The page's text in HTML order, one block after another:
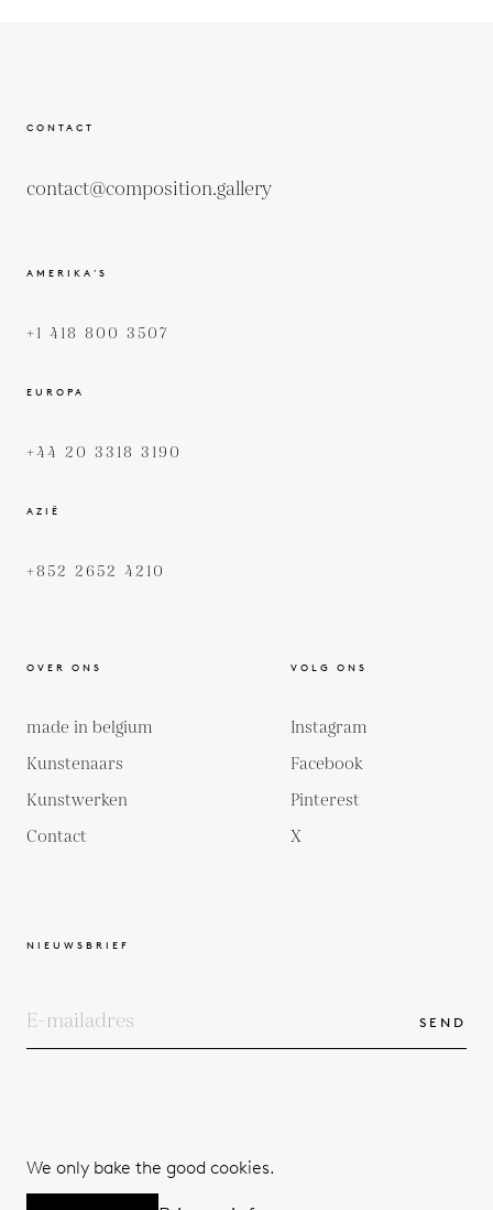
CONTACT
contact@composition.gallery
AMERIKA’S
+1 418 800 3507
EUROPA
+44 20 3318 3190
AZIË
+852 2652 4210
OVER ONS
made in belgium
Kunstenaars
Kunstwerken
Contact
VOLG ONS
Instagram
Facebook
Pinterest
X
NIEUWSBRIEF
SEND
We only bake the good cookies.